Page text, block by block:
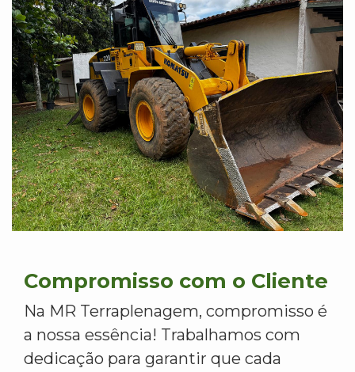
Compromisso com o Cliente
Na MR Terraplenagem, compromisso é
a nossa essência! Trabalhamos com
dedicação para garantir que cada